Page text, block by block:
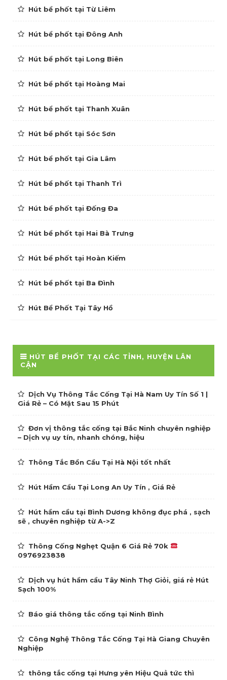
Hút bể phốt tại Từ Liêm
Hút bể phốt tại Đông Anh
Hút bể phốt tại Long Biên
Hút bể phốt tại Hoàng Mai
Hút bể phốt tại Thanh Xuân
Hút bể phốt tại Sóc Sơn
Hút bể phốt tại Gia Lâm
Hút bể phốt tại Thanh Trì
Hút bể phốt tại Đống Đa
Hút bể phốt tại Hai Bà Trưng
Hút bể phốt tại Hoàn Kiếm
Hút bể phốt tại Ba Đình
Hút Bể Phốt Tại Tây Hồ
HÚT BỂ PHỐT TẠI CÁC TỈNH, HUYỆN LÂN
CẬN
Dịch Vụ Thông Tắc Cống Tại Hà Nam Uy Tín Số 1 |
Giá Rẻ – Có Mặt Sau 15 Phút
Đơn vị thông tắc cống tại Bắc Ninh chuyên nghiệp
– Dịch vụ uy tín, nhanh chóng, hiệu
Thông Tắc Bồn Cầu Tại Hà Nội tốt nhất
Hút Hầm Cầu Tại Long An Uy Tín , Giá Rẻ
Hút hầm cầu tại Bình Dương không đục phá , sạch
sẽ , chuyên nghiệp từ A->Z
Thông Cống Nghẹt Quận 6 Giá Rẻ 70k
0976923838
Dịch vụ hút hầm cầu Tây Ninh Thợ Giỏi, giá rẻ Hút
Sạch 100%
Báo giá thông tắc cống tại Ninh Bình
Công Nghệ Thông Tắc Cống Tại Hà Giang Chuyên
Nghiệp
thông tắc cống tại Hưng yên Hiệu Quả tức thì